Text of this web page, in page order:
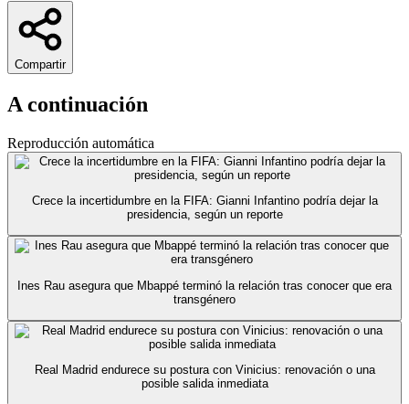
Compartir
A continuación
Reproducción automática
Crece la incertidumbre en la FIFA: Gianni Infantino podría dejar la
presidencia, según un reporte
Ines Rau asegura que Mbappé terminó la relación tras conocer que era
transgénero
Real Madrid endurece su postura con Vinicius: renovación o una
posible salida inmediata